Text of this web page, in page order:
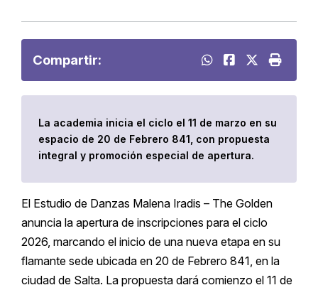
Compartir:
La academia inicia el ciclo el 11 de marzo en su
espacio de 20 de Febrero 841, con propuesta
integral y promoción especial de apertura.
El Estudio de Danzas Malena Iradis – The Golden
anuncia la apertura de inscripciones para el ciclo
2026, marcando el inicio de una nueva etapa en su
flamante sede ubicada en 20 de Febrero 841, en la
ciudad de Salta. La propuesta dará comienzo el 11 de